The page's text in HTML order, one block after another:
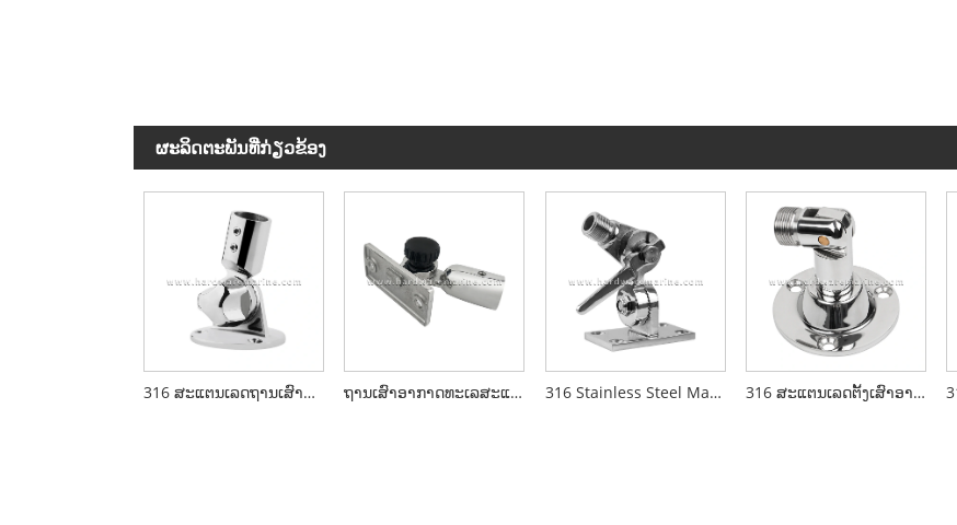
ຜະ​ລິດ​ຕະ​ພັນ​ທີ່​ກ່ຽວ​ຂ້ອງ
316 ສະແຕນເລດຖານເສົາອາກາດຮອບທະເລ ຖານເສົາອາກາດທະເລສະແຕນເລດ 316 316 Stainless Steel Marine ຖານເສົາອາກາດທີ່ສາມາດປັບໄດ້ 316 ສະແຕນເລດຕັ້ງເສົາອາກາດເຮືອທີ່ສາມາດປັບໄດ້